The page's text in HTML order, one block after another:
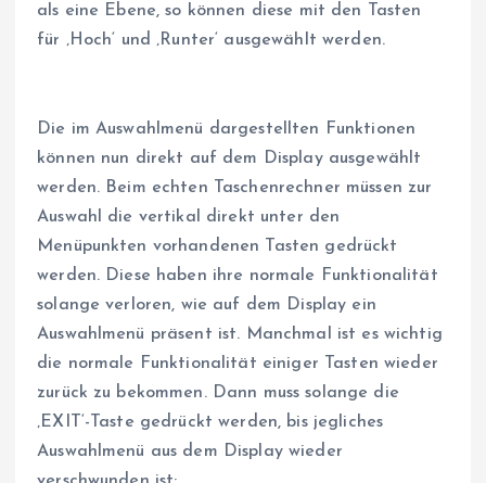
als eine Ebene, so können diese mit den Tasten
für ‚Hoch‘ und ‚Runter‘ ausgewählt werden.
Die im Auswahlmenü dargestellten Funktionen
können nun direkt auf dem Display ausgewählt
werden. Beim echten Taschenrechner müssen zur
Auswahl die vertikal direkt unter den
Menüpunkten vorhandenen Tasten gedrückt
werden. Diese haben ihre normale Funktionalität
solange verloren, wie auf dem Display ein
Auswahlmenü präsent ist. Manchmal ist es wichtig
die normale Funktionalität einiger Tasten wieder
zurück zu bekommen. Dann muss solange die
‚EXIT‘-Taste gedrückt werden, bis jegliches
Auswahlmenü aus dem Display wieder